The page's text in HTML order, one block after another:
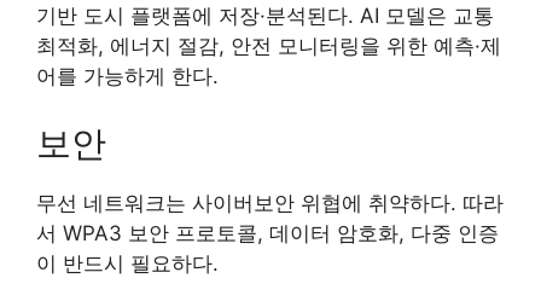
기반 도시 플랫폼에 저장·분석된다. AI 모델은 교통
최적화, 에너지 절감, 안전 모니터링을 위한 예측·제
어를 가능하게 한다.
보안
무선 네트워크는 사이버보안 위협에 취약하다. 따라
서 WPA3 보안 프로토콜, 데이터 암호화, 다중 인증
이 반드시 필요하다.